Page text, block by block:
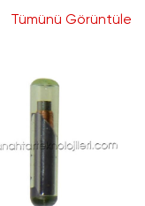
Tümünü Görüntüle